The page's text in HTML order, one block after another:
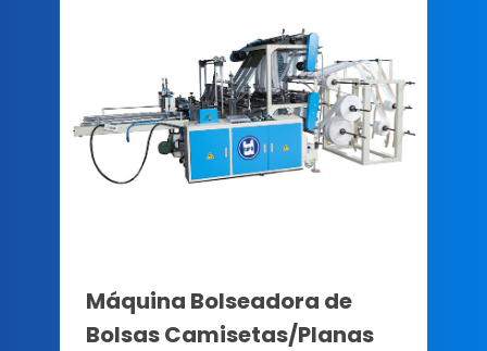
Máquina Bolseadora de
Bolsas Camisetas/Planas